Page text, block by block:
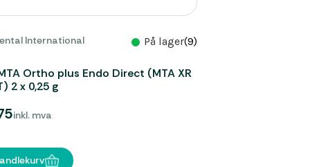
International På lager(9)
Ortho plus Endo Direct (MTA XR
2 x 0,25 g
inkl. mva